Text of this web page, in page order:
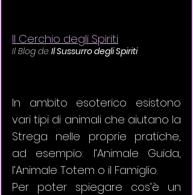
Il Cerchio degli Spiriti
Il Blog de Il Sussurro degli Spiriti
In ambito esoterico esistono
vari tipi di animali che aiutano la
Strega nelle proprie pratiche,
ad esempio: l’Animale Guida,
l’Animale Totem o il Famiglio.
Per poter spiegare cos’è un